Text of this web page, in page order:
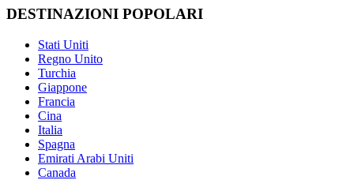
DESTINAZIONI POPOLARI
Stati Uniti
Regno Unito
Turchia
Giappone
Francia
Cina
Italia
Spagna
Emirati Arabi Uniti
Canada